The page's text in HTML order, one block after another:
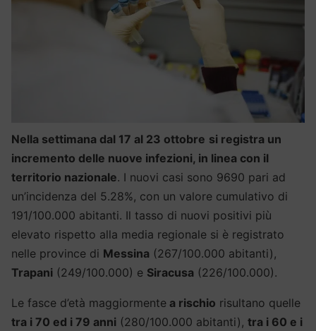
Nella settimana dal 17 al 23 ottobre si registra un
incremento delle nuove infezioni, in linea con il
territorio nazionale. I nuovi casi sono 9690 pari ad
un’incidenza del 5.28%, con un valore cumulativo di
191/100.000 abitanti. Il tasso di nuovi positivi più
elevato rispetto alla media regionale si è registrato
nelle province di Messina (267/100.000 abitanti),
Trapani (249/100.000) e Siracusa (226/100.000).
Le fasce d’età maggiormente a rischio risultano quelle
tra i 70 ed i 79 anni (280/100.000 abitanti), tra i 60 e i